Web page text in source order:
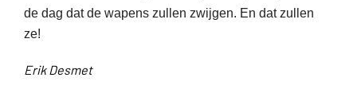
de dag dat de wapens zullen zwijgen. En dat zullen
ze!
Erik Desmet